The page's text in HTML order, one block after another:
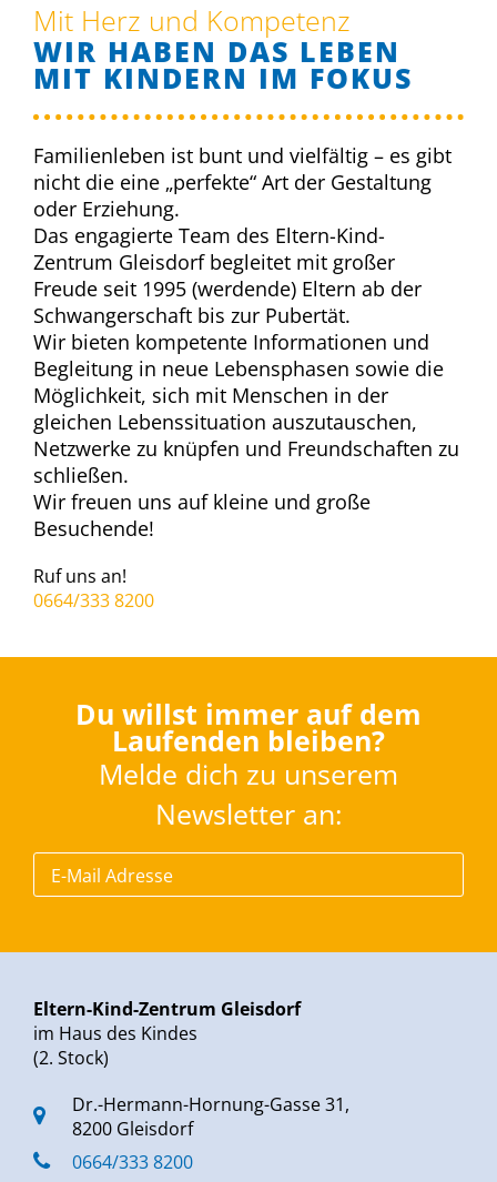
Mit Herz und Kompetenz
WIR HABEN DAS LEBEN
MIT KINDERN IM FOKUS
Familienleben ist bunt und vielfältig – es gibt
nicht die eine „perfekte“ Art der Gestaltung
oder Erziehung.
Das engagierte Team des Eltern-Kind-
Zentrum Gleisdorf begleitet mit großer
Freude seit 1995 (werdende) Eltern ab der
Schwangerschaft bis zur Pubertät.
Wir bieten kompetente Informationen und
Begleitung in neue Lebensphasen sowie die
Möglichkeit, sich mit Menschen in der
gleichen Lebenssituation auszutauschen,
Netzwerke zu knüpfen und Freundschaften zu
schließen.
Wir freuen uns auf kleine und große
Besuchende!
Ruf uns an!
0664/333 8200
Du willst immer auf dem
Laufenden bleiben?
Melde dich zu unserem
Newsletter an:
Eltern-Kind-Zentrum Gleisdorf
im Haus des Kindes
(2. Stock)
Dr.-Hermann-Hornung-Gasse 31,
8200 Gleisdorf
0664/333 8200